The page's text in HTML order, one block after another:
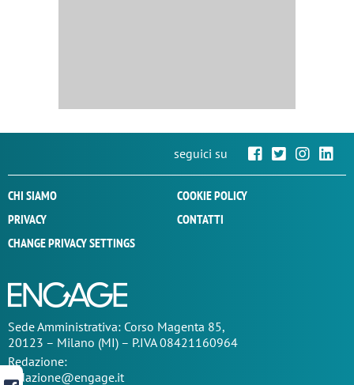
seguici su
CHI SIAMO
COOKIE POLICY
PRIVACY
CONTATTI
CHANGE PRIVACY SETTINGS
SedeAmministrativa: Corso Magenta 85,
20123 – Milano (MI) – P.IVA 08421160964
Redazione:
redazione@engage.it